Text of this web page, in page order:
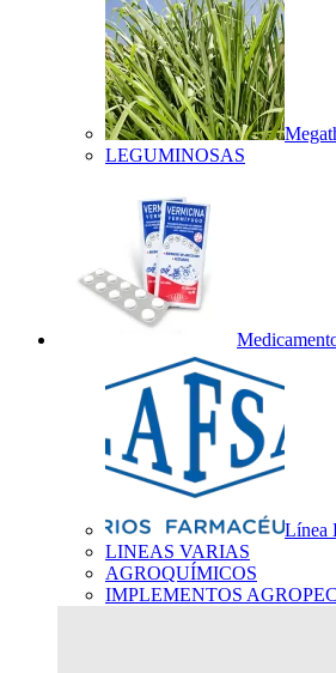
LEGUMINOSAS
Línea
LINEAS VARIAS
AGROQUÍMICOS
IMPLEMENTOS